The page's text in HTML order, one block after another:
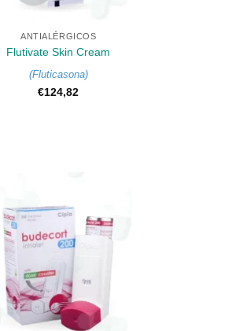
ANTIALÉRGICOS
Flutivate Skin Cream
(Fluticasona)
€124,82